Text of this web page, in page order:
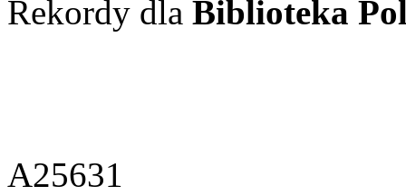
Rekordy dla Biblioteka
A25631